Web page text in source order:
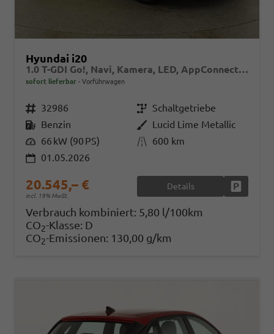
Hyundai i20
1.0 T-GDI Go!, Navi, Kamera, LED, AppConnect, Winter, 16-Zoll, sofort
sofort lieferbar Vorführwagen
Fahrzeugnr. 32986 GetriebeSchaltgetriebe
Kraftstoff Benzin AußenfarbeLucid Lime Metallic
Leistung 66 kW (90 PS) Kilometerstand 600 km
01.05.2026
20.545,– €
incl. 19% MwSt.
Details
Verbrauch kombiniert: 5,80 l/100km
CO2-Klasse: D
CO2-Emissionen: 130,00 g/km